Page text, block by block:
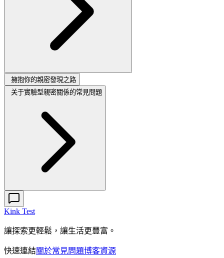
擁抱你的親密發現之路
关于實驗型親密關係的常見問題
Kink Test
讓探索更輕鬆，讓生活更豐富。
快速連結關於常見問題博客資源